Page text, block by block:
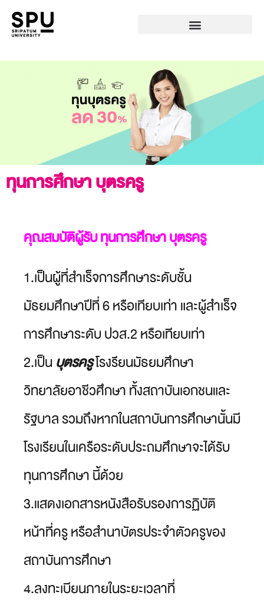
ทุนการศึกษา บุตรครู
คุณสมบัติผู้รับ ทุนการศึกษา บุตรครู
1.เป็นผู้ที่สำเร็จการศึกษาระดับชั้น
มัธยมศึกษาปีที่ 6 หรือเทียบเท่า และผู้สำเร็จ
การศึกษาระดับ ปวส.2 หรือเทียบเท่า
2.เป็นบุตรครูโรงรียนมัธยมศึกษา
วิทยาลัยอาชีวศึกษา ทั้งสถาบันเอกชนและ
รัฐบาล รวมถึงหากในสถาบันการศึกษานั้นมี
โรงเรียนในเครือระดับประถมศึกษาจะได้รับ
ทุนการศึกษา นี้ด้วย
3.แสดงเอกสารหนังสือรับรองการฏิบัติ
หน้าที่ครู หรือสำนาบัตรประจำตัวครูของ
สถาบันการศึกษา
4.ลงทะเบียนภายในระยะเวลาที่